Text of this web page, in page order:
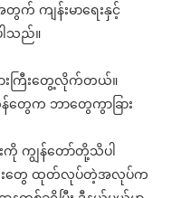
က် ကျန်းမာရေးနှင့်
သည်။
ားကြီးတွေ့လိုက်တယ်။
တွေက ဘာတွေကွာခြား
ကို ကျွန်တော်တို့သိပါ
ည်းတွေ ထုတ်လုပ်တဲ့အလုပ်က